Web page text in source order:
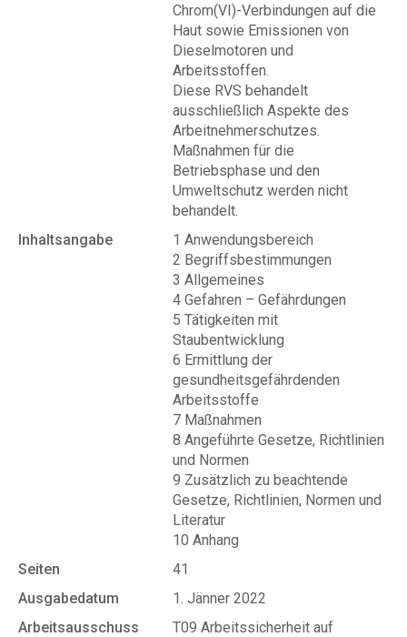
Chrom(VI)-Verbindungen auf die
Haut sowie Emissionen von
Dieselmotoren und
Arbeitsstoffen.
Diese RVS behandelt
ausschließlich Aspekte des
Arbeitnehmerschutzes.
Maßnahmen für die
Betriebsphase und den
Umweltschutz werden nicht
behandelt.
Inhaltsangabe
1 Anwendungsbereich
2 Begriffsbestimmungen
3 Allgemeines
4 Gefahren – Gefährdungen
5 Tätigkeiten mit
Staubentwicklung
6 Ermittlung der
gesundheitsgefährdenden
Arbeitsstoffe
7 Maßnahmen
8 Angeführte Gesetze, Richtlinien
und Normen
9 Zusätzlich zu beachtende
Gesetze, Richtlinien, Normen und
Literatur
10 Anhang
Seiten
41
Ausgabedatum
1. Jänner 2022
Arbeitsausschuss
T09 Arbeitssicherheit auf